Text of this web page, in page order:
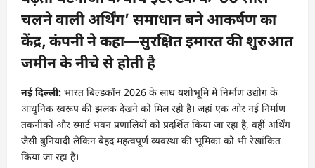
चलने वाली अर्थिंग’ समाधान बने आकर्षण का
केंद्र, कंपनी ने कहा—सुरक्षित इमारत की शुरुआत
जमीन के नीचे से होती है
नई दिल्ली: भारत बिल्डकॉन 2026 के साथ यशोभूमि में निर्माण उद्योग के
आधुनिक स्वरूप की झलक देखने को मिल रही है। जहां एक ओर नई निर्माण
तकनीकों और स्मार्ट भवन प्रणालियों को प्रदर्शित किया जा रहा है, वहीं अर्थिंग
जैसी बुनियादी लेकिन बेहद महत्वपूर्ण व्यवस्था की भूमिका को भी रेखांकित
किया जा रहा है।